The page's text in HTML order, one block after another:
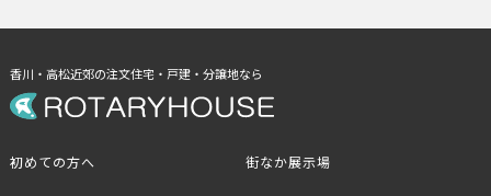
香川・高松近郊の注文住宅・戸建・分譲地なら
初めての方へ 街なか展示場